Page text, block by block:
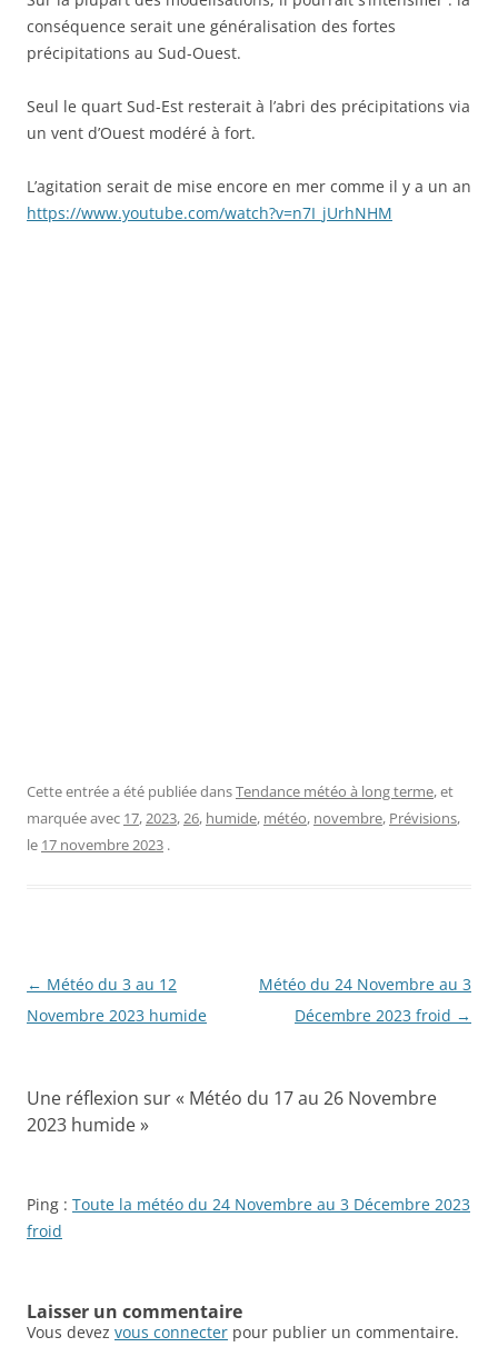
conséquence serait une généralisation des fortes
précipitations au Sud-Ouest.
Seul le quart Sud-Est resterait à l’abri des précipitations via
un vent d’Ouest modéré à fort.
L’agitation serait de mise encore en mer comme il y a un an
https://www.youtube.com/watch?v=n7I_jUrhNHM
Cette entrée a été publiée dansTendance météo à long terme, et
marquée avec 17,2023,26, humide, météo, novembre, Prévisions,
le 17 novembre 2023 .
Navigation
des
← Météo du 3 au 12
Novembre 2023 humide
Météo du 24 Novembre au 3
Décembre 2023 froid →
Une réflexion sur « Météo du 17 au 26 Novembre
2023 humide»
Ping : Toute la météo du 24 Novembre au 3 Décembre 2023
froid
Laisser un commentaire
Vous devez vous connecter pour publier un commentaire.